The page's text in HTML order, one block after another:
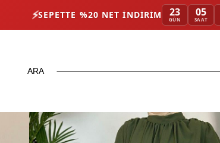
⚡SEPETTE %20 NET İNDIRIM 23
GÜN
05
SAAT